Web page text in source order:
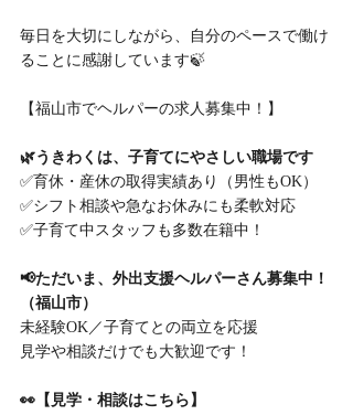
毎日を大切にしながら、自分のペースで働け
ることに感謝しています🍃
【福山市でヘルパーの求人募集中！】
🌿うきわくは、子育てにやさしい職場です
✅育休・産休の取得実績あり（男性もOK）
✅シフト相談や急なお休みにも柔軟対応
✅子育て中スタッフも多数在籍中！
📢ただいま、外出支援ヘルパーさん募集中！
（福山市）
未経験OK／子育てとの両立を応援
見学や相談だけでも大歓迎です！
👀【見学・相談はこちら】